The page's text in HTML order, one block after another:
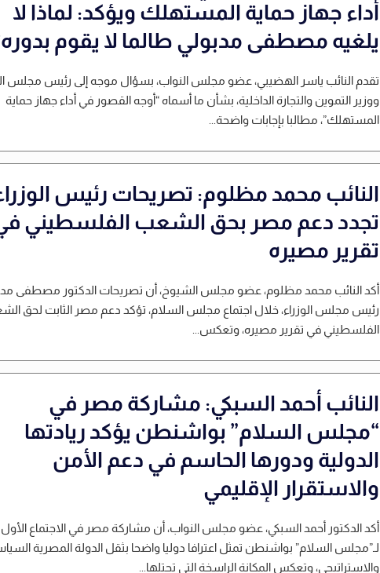
أداء جهاز حماية المستهلك ويؤكد: لماذا لا
يلغيه مصطفى مدبولي طالما لا يقوم
تقدم النائب ياسر الهضيبي، عضو مجلس النواب، بسؤال موجه إلى رئيس مجلس
ووزير التموين والتجارة الداخلية، بشأن ما أسماه “أوجه القصور في أداء جهاز حماية
المستهلك”، مطالبا بإجابات واضحة...
النائب محمد مظلوم: تصريحات رئيس
تجدد دعم مصر بحق الشعب الفلسطيني
تقرير مصيره
أكد النائب محمد مظلوم، عضو مجلس الشيوخ، أن تصريحات الدكتور مصطفى
رئيس مجلس الوزراء، خلال اجتماع مجلس السلام، تؤكد دعم مصر الثابت لحق
الفلسطيني في تقرير مصيره، وتعكس...
النائب أحمد السبكي: مشاركة مصر في
“مجلس السلام” بواشنطن يؤكد ريادتها
الدولية ودورها الحاسم في دعم الأمن
والاستقرار الإقليمي
أكد الدكتور أحمد السبكي، عضو مجلس النواب، أن مشاركة مصر في الاجتماع الأول
لـ”مجلس السلام” بواشنطن تمثل اعترافا دوليا واضحا بثقل الدولة المصرية
والاستراتيجي، وتعكس المكانة الراسخة التي تحتلها...